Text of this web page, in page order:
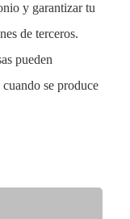
y garantizar tu
de terceros.
pueden
se produce